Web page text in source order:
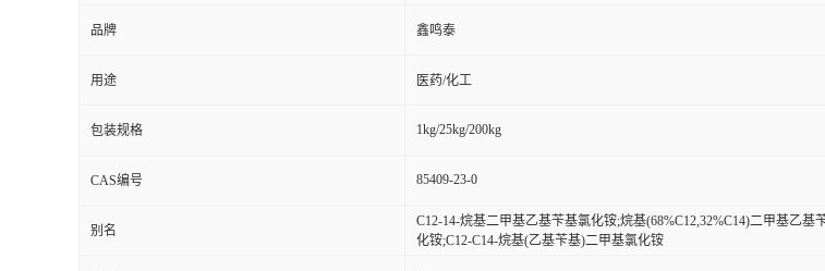
品牌 鑫鸣泰
用途 医药/化工
包装规格 1kg/25kg/200kg
CAS编号 85409-23-0
别名
C12-14-烷基二甲基乙基苄基氯化铵;烷基(68%C12,32%C14)二甲基乙基
化铵;C12-C14-烷基(乙基苄基)二甲基氯化铵